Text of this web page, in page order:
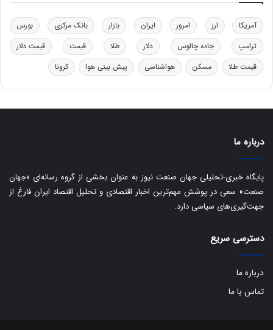
د
خ
و
د
ر
و
ی
ک
ی
ف
ی
آمریکا ارز امروز ایران بازار بانک مرکزی
بورس
ترامپ
جاده چالوس دلار طلا قیمت
قیمت دلار
قیمت طلا
مسکن هواشناسی پیش بینی هوا کرونا
درباره ما
پایگاه خبری-تحلیلی جهان صنعت نیوز به عنوان بخشی از گروه رسانه‌ای «جهان
صنعت» سعی در پوشش مهم‌ترین اخبار اقتصادی و تحلیل اقتصاد ایران فارغ از
جهت‌گیری‌های سیاسی دارد.
دسترسی سریع
درباره ما
تماس با ما